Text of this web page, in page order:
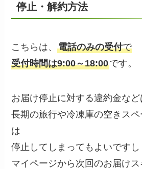
停止・解約方法
こちらは、電話のみの受付で
受付時間は9:00～18:00です。
お届け停止に対する違約金な
長期の旅行や冷凍庫の空きス
は
停止してしまってもよいですし
マイページから次回のお届けス